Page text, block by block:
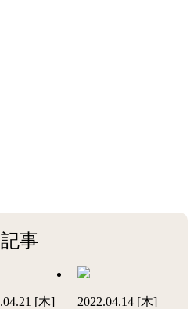
事
[木] 2022.04.14 [木]